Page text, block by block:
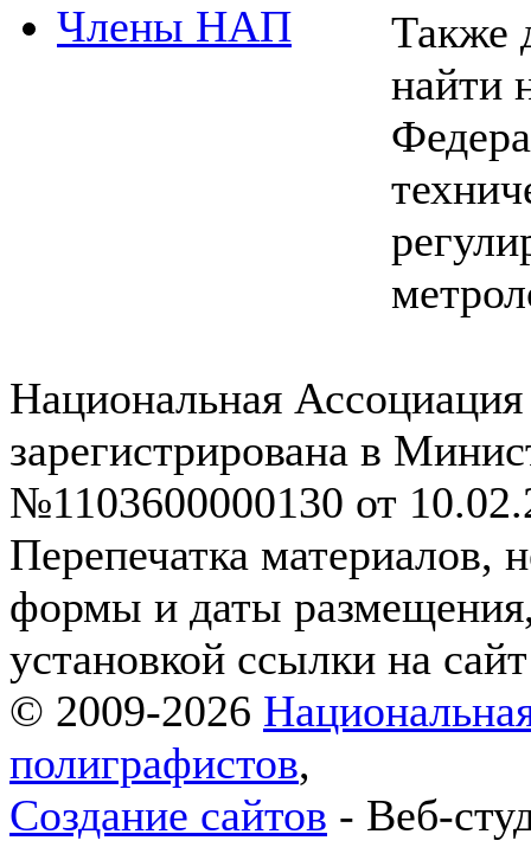
Члены НАП
Также
найти
Национальная
зарегистрирована в
№1103600000130 от
Перепечатка материалов,
формы и даты
установкой ссылки на
© 2009-2026
полиграфистов,
Создание сайтов - Веб-